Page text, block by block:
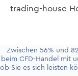
Zwischen 56% und
beim CFD-Handel mit
ob Sie es sich leisten
trading-house